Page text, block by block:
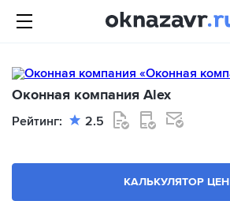
Оконная компания Alex
Рейтинг: 2.5
КАЛЬКУЛЯТОР ЦЕН